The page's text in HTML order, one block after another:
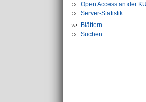
Open Access an der KU
Server-Statistik
Blättern
Suchen